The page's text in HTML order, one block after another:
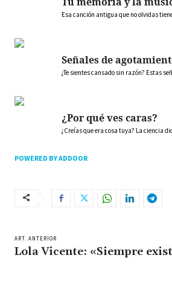
Esa canción antigua que no olvidas
Señales de
¿Te sientes cansado sin razón? Estas
¿Por qué ves caras?
¿Creías que era cosa tuya? La ciencia
POWERED BY ADDOOR
ART. ANTERIOR
Lola Vicente: «Siempre